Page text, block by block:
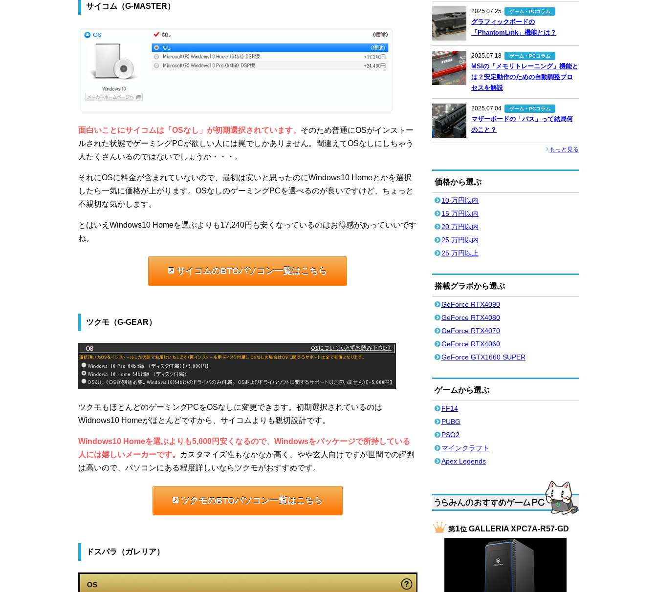
サイコム（G-MASTER）
面白いことにサイコムは「OSなし」が初期選択されています。 そのため普通にOSがインストー
ルされた状態でゲーミングPCが欲しい人には罠でしかありません。間違えてOSなしにしちゃう
人たくさんいるのではないでしょうか・・・。
それにOSに料金が含まれていないので、最初は安いと思ったのにWindows10 Homeとかを選択
したら一気に価格が上がります。OSなしのゲーミングPCを選べるのが良いですけど、ちょっと
不親切な気がします。
とはいえWindows10 Homeを選ぶよりも17,240円も安くなっているのはお得感があっていいです
ね。
サイコムのBTOパソコン一覧はこちら
ツクモ（G-GEAR）
ツクモもほとんどのゲーミングPCをOSなしに変更できます。初期選択されているのは
Widnows10 Homeがほとんどですから、サイコムよりも親切設計です。
Windows10 Homeを選ぶよりも5,000円安くなるので、Windowsをパッケージで所持している
人には嬉しいメーカーです。
カスタマイズ性もなかなか高く、やや玄人向けですが世間での評判
は高いので、パソコンにある程度詳しいならツクモがおすすめです。
ツクモのBTOパソコン一覧はこちら
ドスパラ（ガレリア）
2025.07.25 ゲーム・PCコラム
グラフィックボードの
「PhantomLink」機能とは？
2025.07.18 ゲーム・PCコラム
MSIの「メモリトレーニング」機能と
は？安定動作のための自動調整プロ
セスを解説
2025.07.04 ゲーム・PCコラム
マザーボードの「バス」って結局何
のこと？
もっと見る
価格から選ぶ
10 万円以内
15 万円以内
20 万円以内
25 万円以内
25 万円以上
搭載グラボから選ぶ
GeForce RTX4090
GeForce RTX4080
GeForce RTX4070
GeForce RTX4060
GeForce GTX1660 SUPER
ゲームから選ぶ
FF14
PUBG
PSO2
マインクラフト
Apex Legends
第1位GALLERIA XPC7A-R57-GD